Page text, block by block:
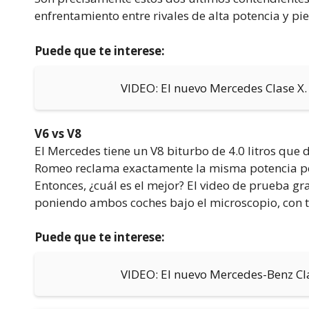
enfrentamiento entre rivales de alta potencia y
Puede que te interese:
VIDEO: El nuevo Mercedes Clase
V6 vs V8
El Mercedes tiene un V8 biturbo de 4.0 litros
Romeo reclama exactamente la misma potencia
Entonces, ¿cuál es el mejor? El video de prueba
poniendo ambos coches bajo el microscopio, con
Puede que te interese:
VIDEO: El nuevo Mercedes-Benz